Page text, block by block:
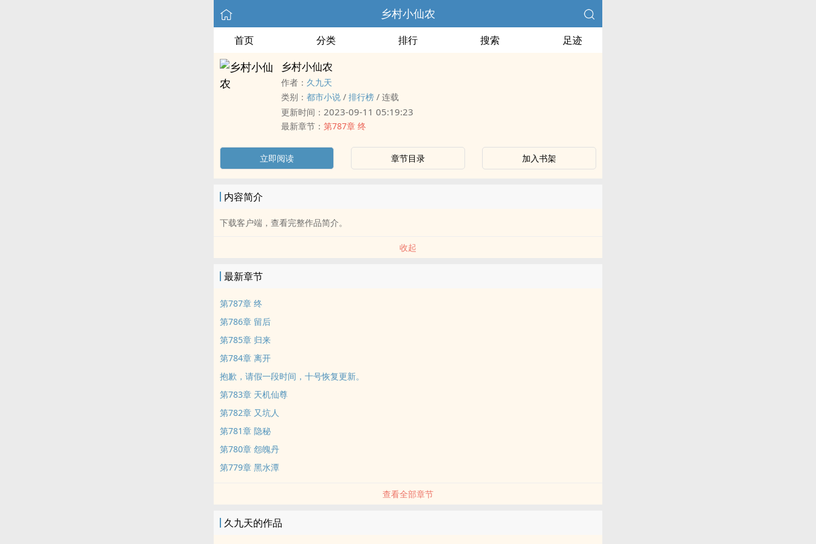
乡村小仙农
首页 分类 排行 搜索 足迹
乡村小仙农
作者： 久九天
类别： 都市小说 / 排行榜 / 连载
更新时间： 2023-09-11 05:19:23
最新章节： 第787章 终
立即阅读 章节目录 加入书架
内容简介
下载客户端，查看完整作品简介。
收起
最新章节
第787章 终
第786章 留后
第785章 归来
第784章 离开
抱歉，请假一段时间，十号恢复更新。
第783章 天机仙尊
第782章 又坑人
第781章 隐秘
第780章 怨魄丹
第779章 黑水潭
查看全部章节
久九天的作品